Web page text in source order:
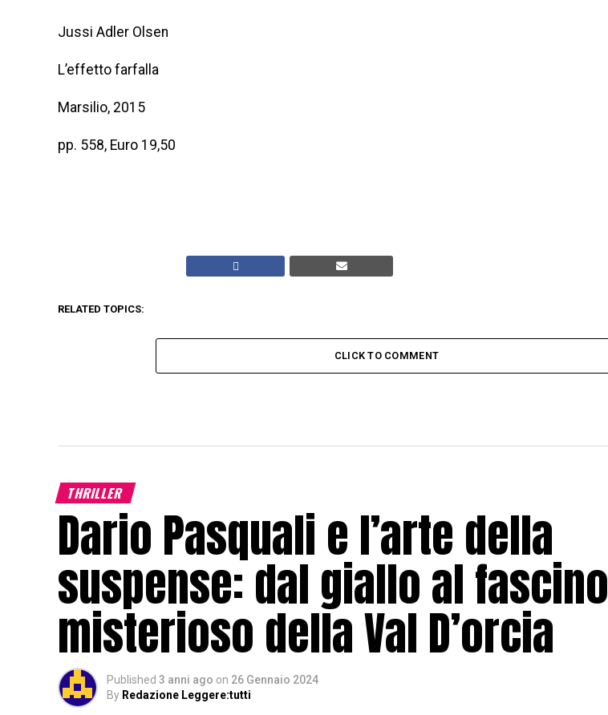
Jussi Adler Olsen
L’effetto farfalla
Marsilio, 2015
pp. 558, Euro 19,50
RELATED TOPICS:
CLICK TO COMMENT
THRILLER
Dario Pasquali e l’arte della
suspense: dal giallo al fascino
misterioso della Val D’orcia
Published 3 anni ago on 26 Gennaio 2024
By Redazione Leggere:tutti